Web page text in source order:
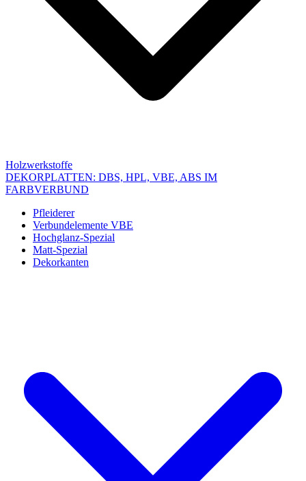
Holzwerkstoffe
DEKORPLATTEN: DBS, HPL, VBE, ABS IM
FARBVERBUND
Pfleiderer
Verbundelemente VBE
Hochglanz-Spezial
Matt-Spezial
Dekorkanten